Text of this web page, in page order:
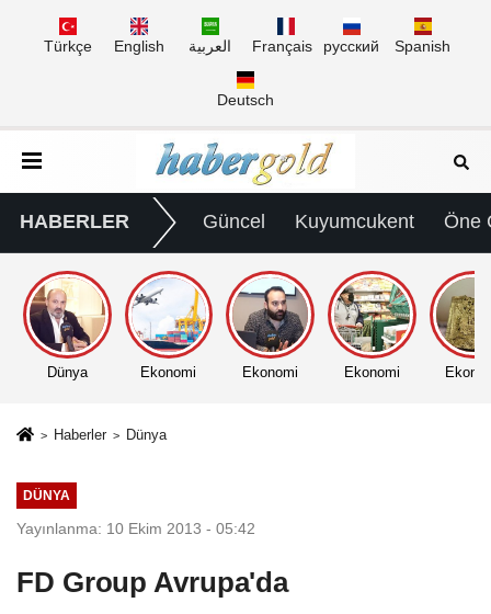
Türkçe English العربية Français русский Spanish
Deutsch
HABERLER Güncel Kuyumcukent Öne
Dünya Ekonomi Ekonomi Ekonomi
Haberler Dünya
DÜNYA
Yayınlanma: 10 Ekim 2013 - 05:42
FD Group Avrupa'da